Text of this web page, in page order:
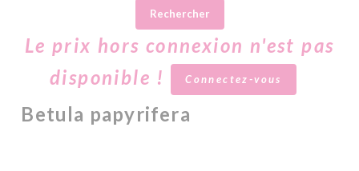
Rechercher
Le prix hors connexion n'est pas
disponible !
Connectez-vous
Betula papyrifera